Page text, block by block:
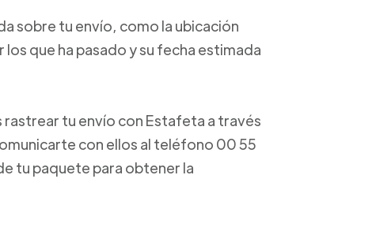
sobre tu envío, como la ubicación
que ha pasado y su fecha estimada
rastrear tu envío con Estafeta a través
con ellos al teléfono 00 55
tu paquete para obtener la